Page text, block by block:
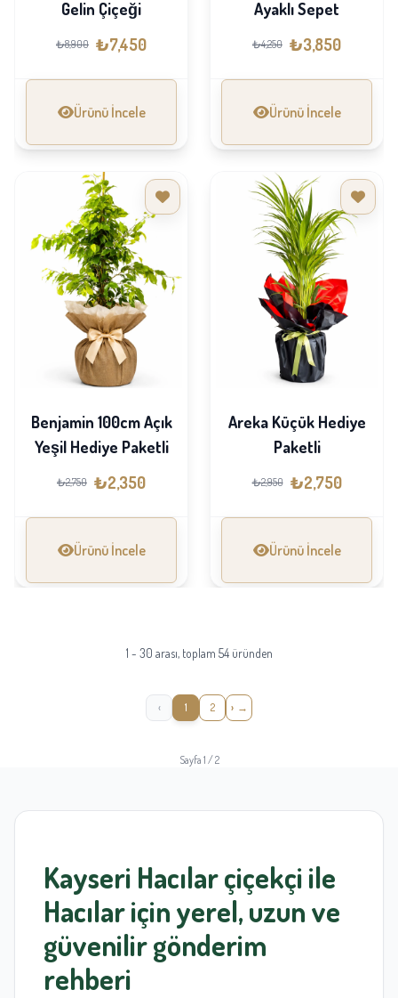
Gelin Çiçeği
₺8,900 ₺7,450
Ürünü İncele
Ayaklı Sepet
₺4,250 ₺3,850
Ürünü İncele
Benjamin 100cm Açık
Yeşil Hediye Paketli
₺2,750 ₺2,350
Ürünü İncele
Areka Küçük Hediye
Paketli
₺2,950 ₺2,750
Ürünü İncele
1 - 30 arası, toplam 54 üründen
‹ 1 2 ›
Sayfa 1 / 2
Kayseri Hacılar çiçekçiile
Hacılariçin yerel, uzun ve
güvenilir gönderim
rehberi